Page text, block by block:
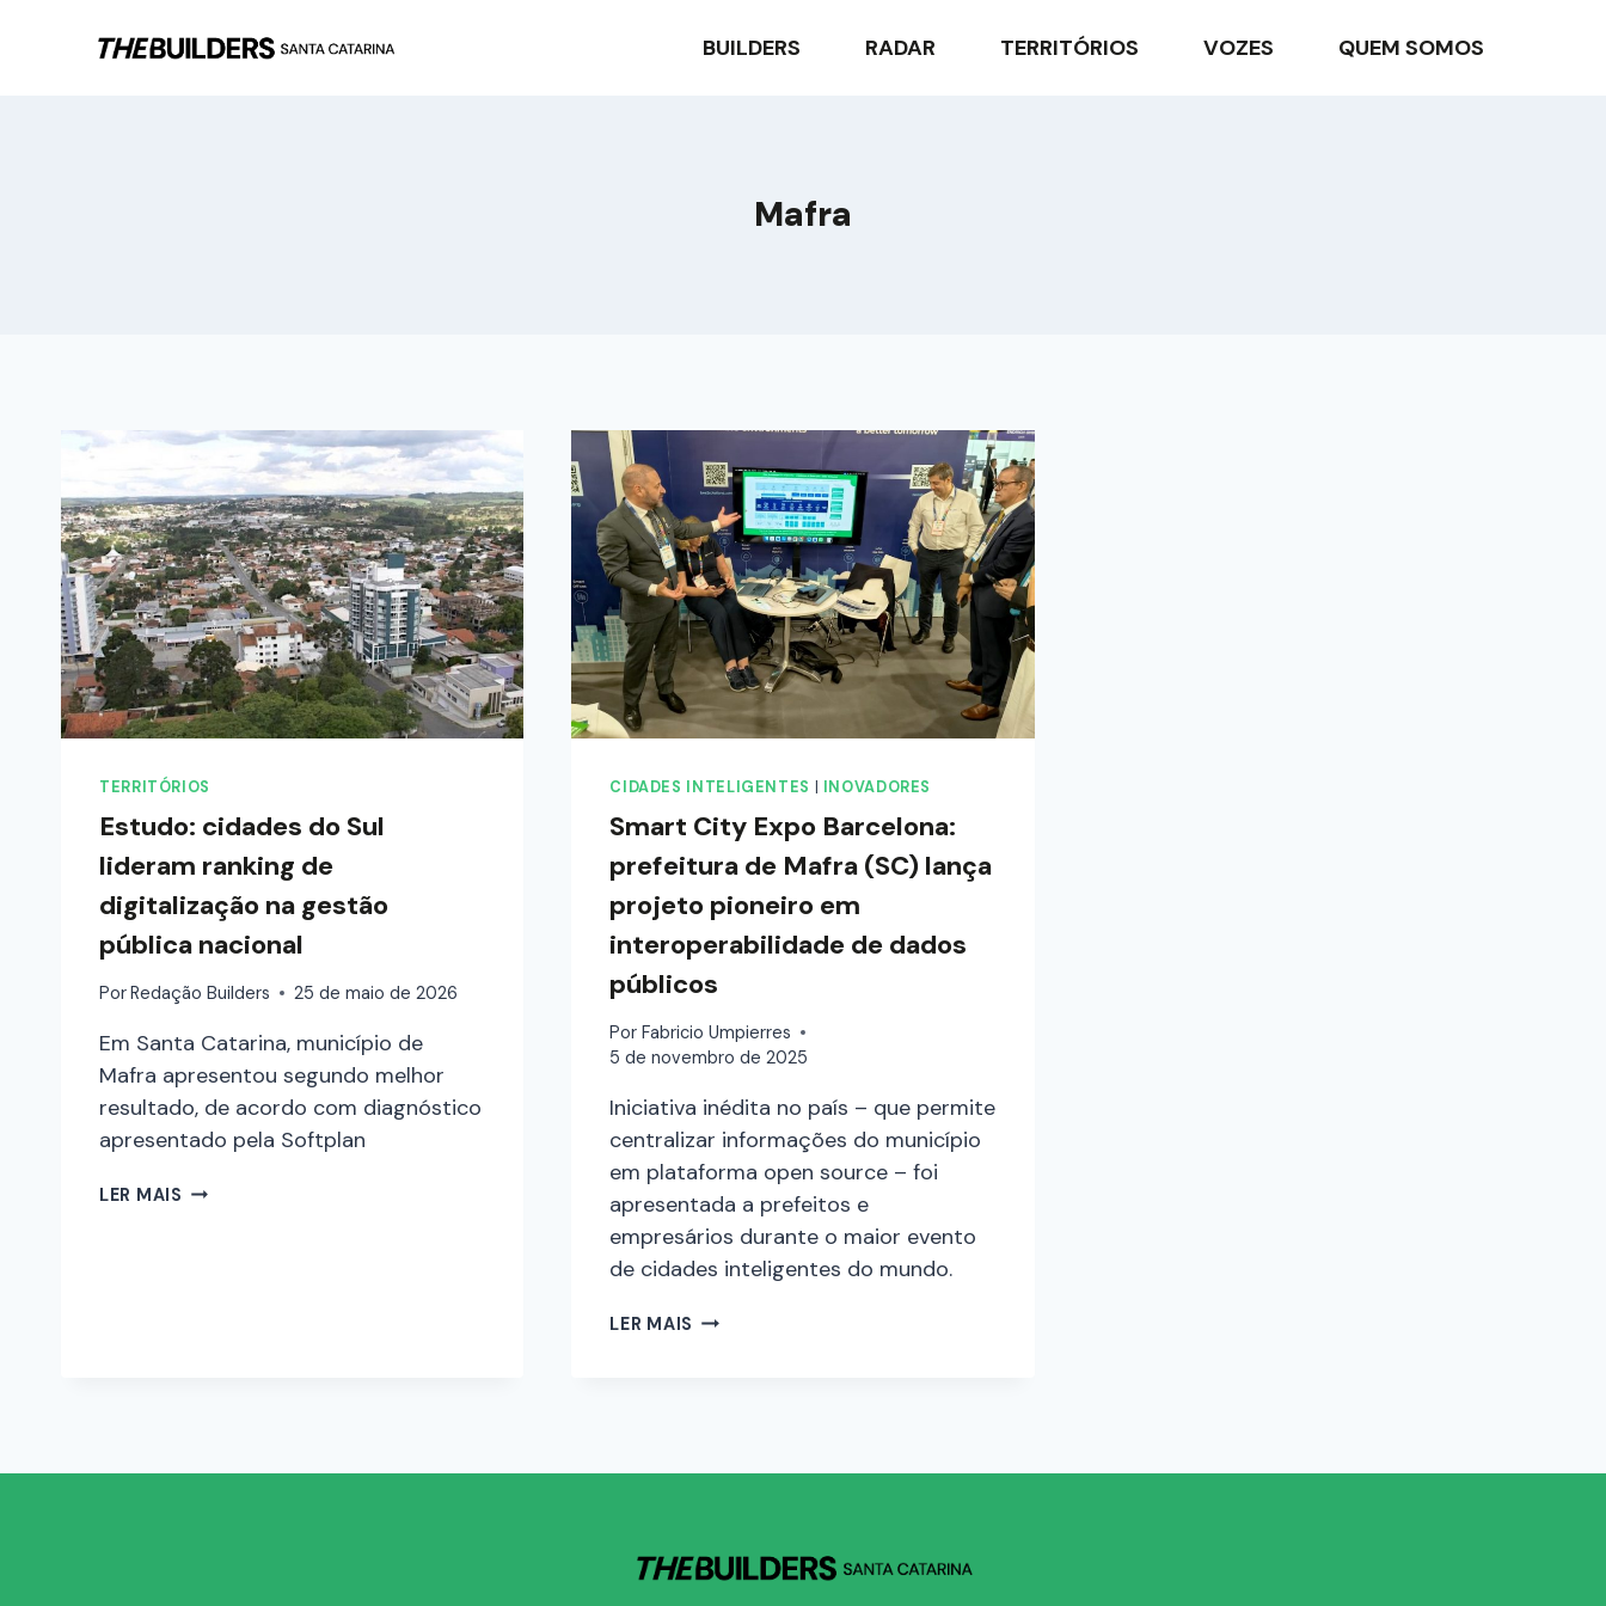
BUILDERS RADAR TERRITÓRIOS VOZES QUEM SOMOS
Mafra
TERRITÓRIOS
Estudo: cidades do Sul
lideram ranking de
digitalização na gestão
pública nacional
PorRedação Builders 25 de maio de 2026
Em Santa Catarina, município de
Mafra apresentou segundo melhor
resultado, de acordo com diagnóstico
apresentado pela Softplan
LER MAIS
CIDADES INTELIGENTES INOVADORES
Smart City Expo Barcelona:
prefeitura de Mafra (SC) lança
projeto pioneiro em
interoperabilidade de dados
públicos
Por Fabricio Umpierres
5 de novembro de 2025
Iniciativa inédita no país – que permite
centralizar informações do município
em plataforma open source – foi
apresentada a prefeitos e
empresários durante o maior evento
de cidades inteligentes do mundo.
LER MAIS